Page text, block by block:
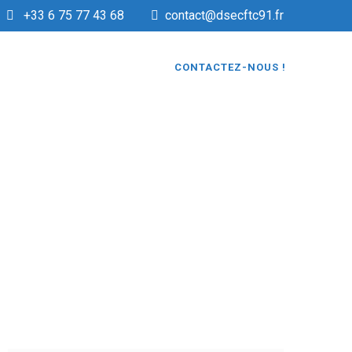
+33 6 75 77 43 68 contact@dsecftc91.fr
CONTACTEZ-NOUS !